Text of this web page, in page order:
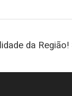
da